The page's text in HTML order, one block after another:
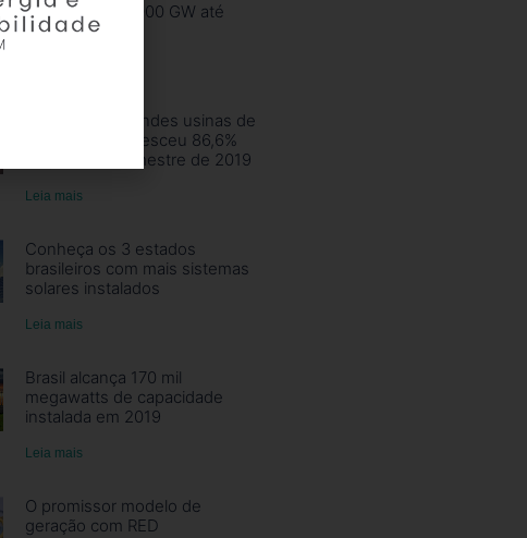
ultrapassará 8.000 GW até
2050
Geração de grandes usinas de
energia solar cresceu 86,6%
no primeiro semestre de 2019
Leia mais
Conheça os 3 estados
brasileiros com mais sistemas
solares instalados
Leia mais
Brasil alcança 170 mil
megawatts de capacidade
instalada em 2019
Leia mais
O promissor modelo de
geração com RED